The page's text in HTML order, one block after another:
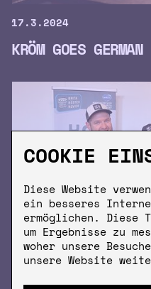
COOKIE
Diese Website
ein besseres
ermöglichen. Diese
um Ergebnisse zu
woher unsere
unsere Website
17.3.2024
KRÖM GOES